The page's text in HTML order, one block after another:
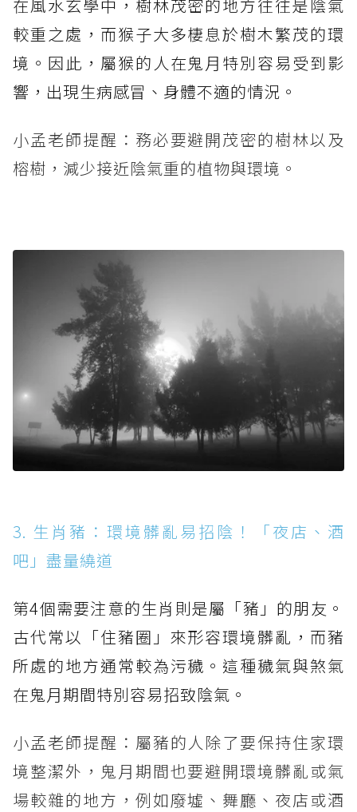
在風水玄學中，樹林茂密的地方往往是陰氣
較重之處，而猴子大多棲息於樹木繁茂的環
境。因此，屬猴的人在鬼月特別容易受到影
響，出現生病感冒、身體不適的情況。
小孟老師提醒：務必要避開茂密的樹林以及
榕樹，減少接近陰氣重的植物與環境。
3. 生肖豬：環境髒亂易招陰！「夜店、酒
吧」盡量繞道
第4個需要注意的生肖則是屬「豬」的朋友。
古代常以「住豬圈」來形容環境髒亂，而豬
所處的地方通常較為污穢。這種穢氣與煞氣
在鬼月期間特別容易招致陰氣。
小孟老師提醒：屬豬的人除了要保持住家環
境整潔外，鬼月期間也要避開環境髒亂或氣
場較雜的地方，例如廢墟、舞廳、夜店或酒